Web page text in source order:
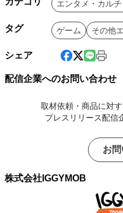
エンタメ・カル
タグ ゲーム その他
シェア
配信企業へのお問い合わせ
取材依頼・商品に対
プレスリリース配信
お
株式会社IGGYMOB